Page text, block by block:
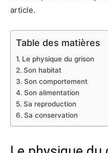
article.
Table des matières
Le physique du grison
Son habitat
Son comportement
Son alimentation
Sa reproduction
Sa conservation